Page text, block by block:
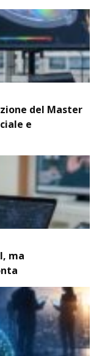
del Master
e
ma